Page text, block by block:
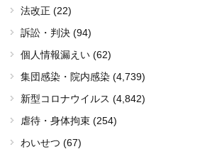
法改正 (22)
訴訟・判決 (94)
個人情報漏えい (62)
集団感染・院内感染 (4,739)
新型コロナウイルス (4,842)
虐待・身体拘束 (254)
わいせつ (67)